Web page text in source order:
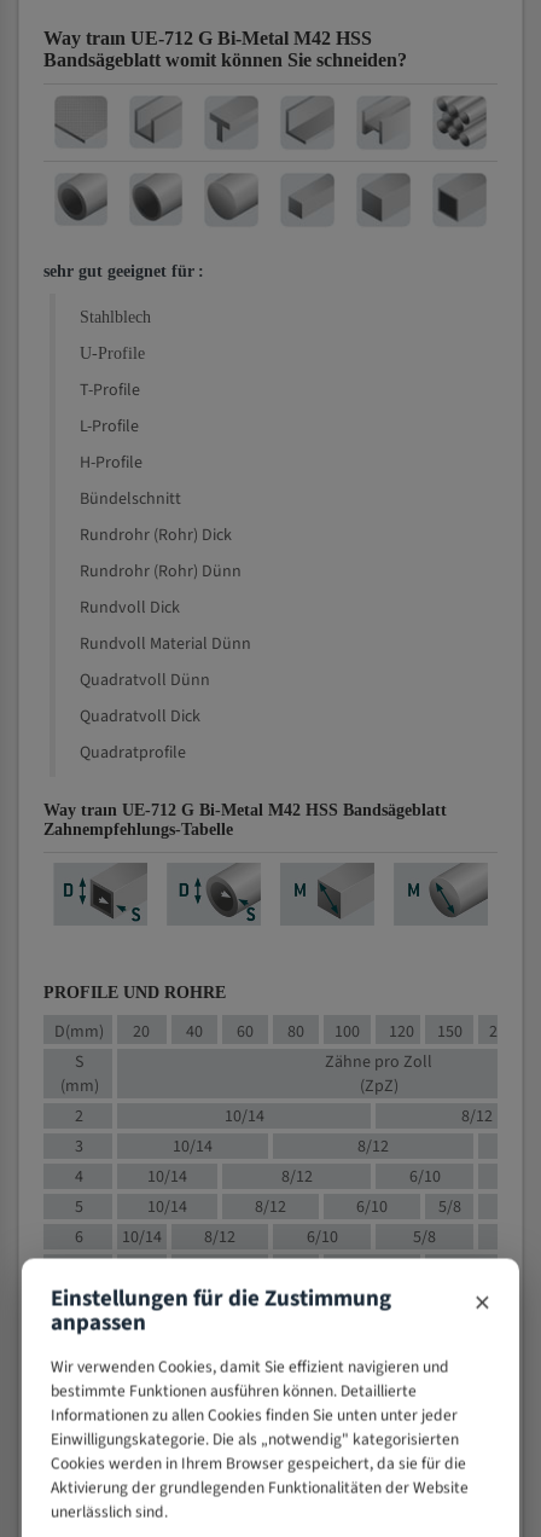
Way traın UE-712 G Bi-Metal M42 HSS
Bandsägeblatt womit können Sie schneiden?
sehr gut geeignet für :
Stahlblech
U-Profile
T-Profile
L-Profile
H-Profile
Bündelschnitt
Rundrohr (Rohr) Dick
Rundrohr (Rohr) Dünn
Rundvoll Dick
Rundvoll Material Dünn
Quadratvoll Dünn
Quadratvoll Dick
Quadratprofile
Way traın UE-712 G Bi-Metal M42 HSS Bandsägeblatt
Zahnempfehlungs-Tabelle
PROFILE UND ROHRE
D(mm) 20 40 60 80 100 120 150 200
S
(mm)
Zähne pro Zoll
(ZpZ)
2
10/14
8/12
3
10/14 8/12
4
10/14 8/12 6/10
5
10/14 8/12 6/10
5/8
6
10/14 8/12 6/10
5/8
10
8/12 6/10 5/8
12
15
8/12 6/10
4/5
20
4/6
30
4/5
50
4/5
80
> 100
Einstellungen für die Zustimmung
anpassen ×
Wir verwenden Cookies, damit Sie effizient navigieren und
bestimmte Funktionen ausführen können. Detaillierte
Informationen zu allen Cookies finden Sie unten unter jeder
Einwilligungskategorie. Die als „notwendig" kategorisierten
Cookies werden in Ihrem Browser gespeichert, da sie für die
Aktivierung der grundlegenden Funktionalitäten der Website
unerlässlich sind.